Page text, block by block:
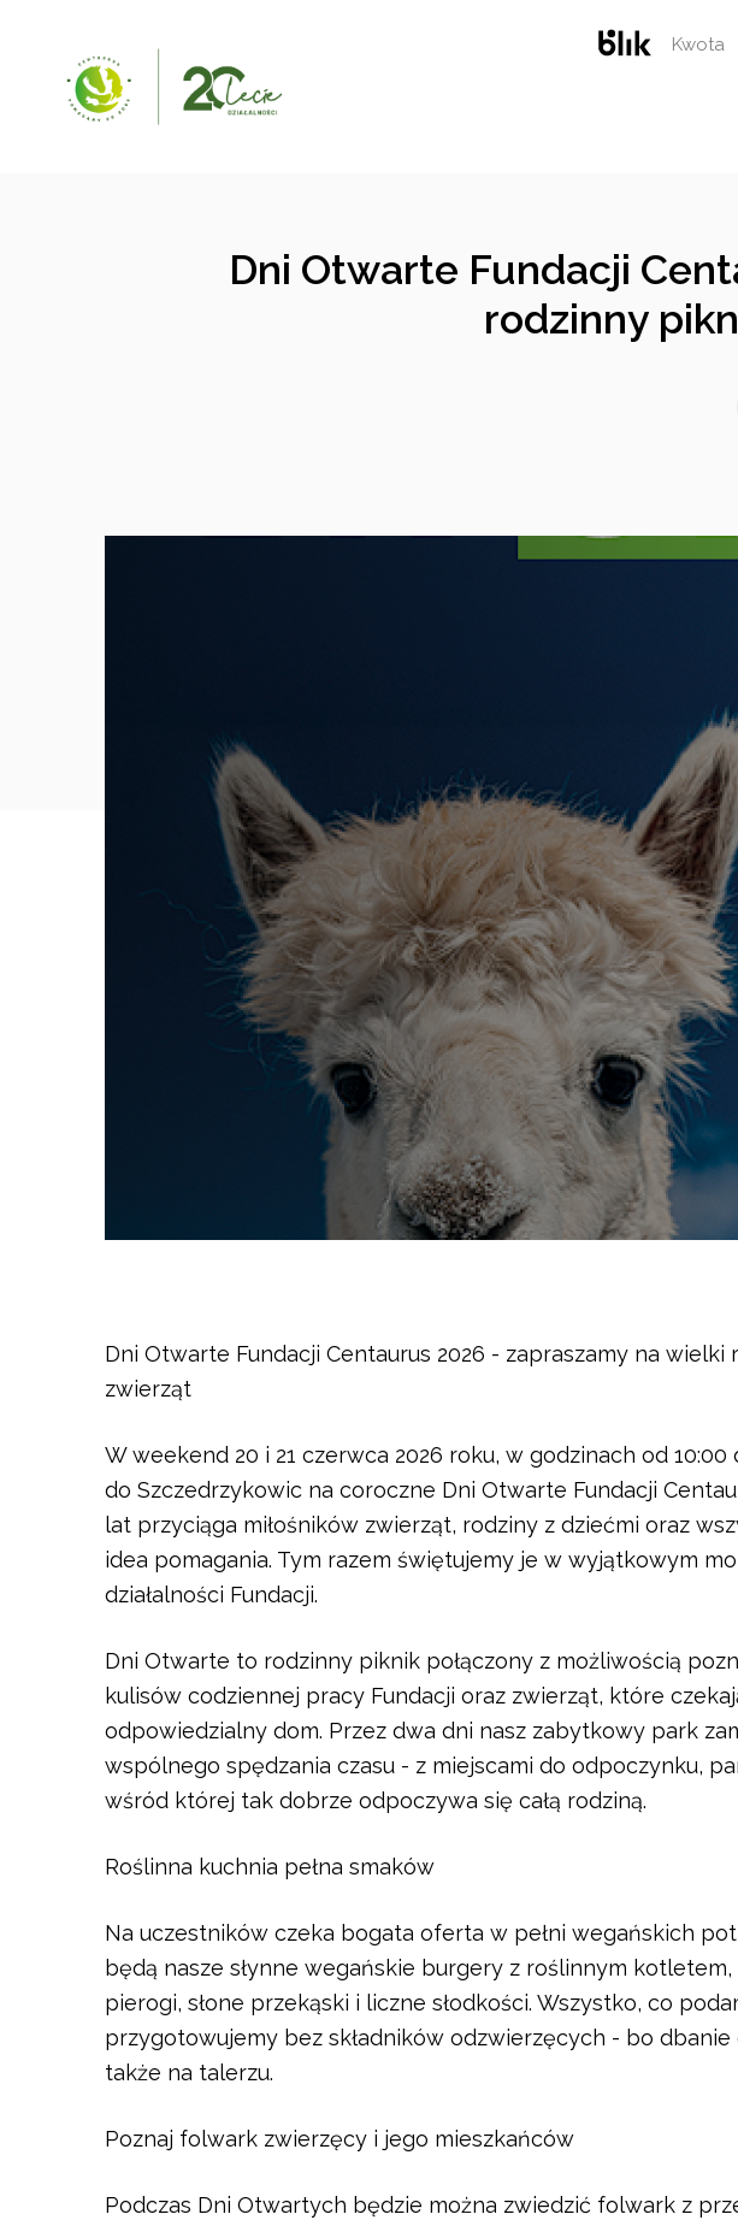
Kwota
Dni Otwarte Fundacji
rodzinny
Dni Otwarte Fundacji Centaurus 2026 - zapraszamy na wielki
zwierząt
W weekend 20 i 21 czerwca 2026 roku, w godzinach od 10:00
do Szczedrzykowic na coroczne Dni Otwarte Fundacji
lat przyciąga miłośników zwierząt, rodziny z dziećmi oraz
idea pomagania. Tym razem świętujemy je w wyjątkowym
działalności Fundacji.
Dni Otwarte to rodzinny piknik połączony z możliwością
kulisów codziennej pracy Fundacji oraz zwierząt, które
odpowiedzialny dom. Przez dwa dni nasz zabytkowy park
wspólnego spędzania czasu - z miejscami do odpoczynku,
wśród której tak dobrze odpoczywa się całą rodziną.
Roślinna kuchnia pełna smaków
Na uczestników czeka bogata oferta w pełni wegańskich
będą nasze słynne wegańskie burgery z roślinnym
pierogi, słone przekąski i liczne słodkości. Wszystko, co
przygotowujemy bez składników odzwierzęcych - bo dbanie
także na talerzu.
Poznaj folwark zwierzęcy i jego mieszkańców
Podczas Dni Otwartych będzie można zwiedzić folwark z